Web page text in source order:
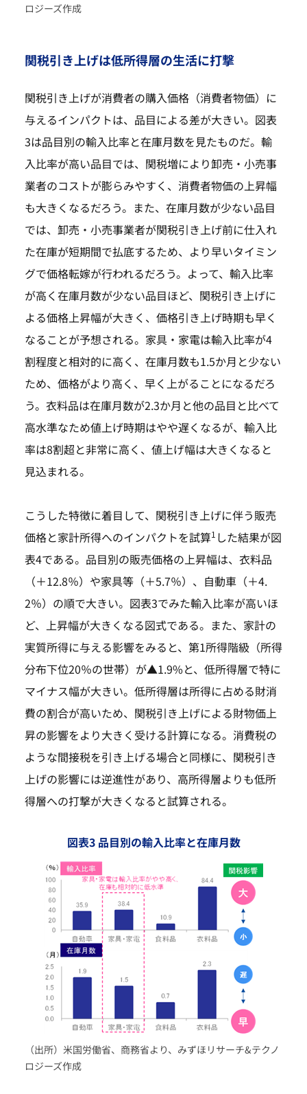
ロジーズ作成
関税引き上げは低所得層の生活に打撃
関税引き上げが消費者の購入価格（消費者物価）に
与えるインパクトは、品目による差が大きい。図表
3は品目別の輸入比率と在庫月数を見たものだ。輸
入比率が高い品目では、関税増により卸売・小売事
業者のコストが膨らみやすく、消費者物価の上昇幅
も大きくなるだろう。また、在庫月数が少ない品目
では、卸売・小売事業者が関税引き上げ前に仕入れ
た在庫が短期間で払底するため、より早いタイミン
グで価格転嫁が行われるだろう。よって、輸入比率
が高く在庫月数が少ない品目ほど、関税引き上げに
よる価格上昇幅が大きく、価格引き上げ時期も早く
なることが予想される。家具・家電は輸入比率が4
割程度と相対的に高く、在庫月数も1.5か月と少ない
ため、価格がより高く、早く上がることになるだろ
う。衣料品は在庫月数が2.3か月と他の品目と比べて
高水準なため値上げ時期はやや遅くなるが、輸入比
率は8割超と非常に高く、値上げ幅は大きくなると
見込まれる。
こうした特徴に着目して、関税引き上げに伴う販売
価格と家計所得へのインパクトを試算1 した結果が図
表4である。品目別の販売価格の上昇幅は、衣料品
（＋12.8％）や家具等（＋5.7％）、自動車（＋4.
2％）の順で大きい。図表3でみた輸入比率が高いほ
ど、上昇幅が大きくなる図式である。また、家計の
実質所得に与える影響をみると、第1所得階級（所得
分布下位20％の世帯）が▲1.9%と、低所得層で特に
マイナス幅が大きい。低所得層は所得に占める財消
費の割合が高いため、関税引き上げによる財物価上
昇の影響をより大きく受ける計算になる。消費税の
ような間接税を引き上げる場合と同様に、関税引き
上げの影響には逆進性があり、高所得層よりも低所
得層への打撃が大きくなると試算される。
図表3 品目別の輸入比率と在庫月数
（出所）米国労働省、商務省より、みずほリサーチ&テクノ
ロジーズ作成